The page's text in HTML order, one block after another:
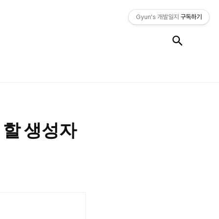
생성자
Gyun's 개발일지 구독하기